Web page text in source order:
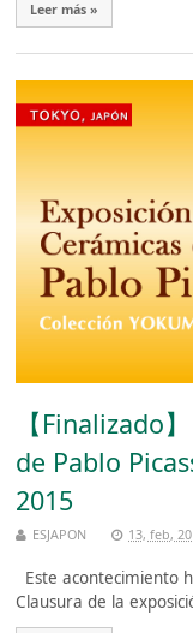
Leer más »
【Finalizado
de Pablo
2015
ESJAPON 13, feb,
Este acontecimiento
Clausura de la